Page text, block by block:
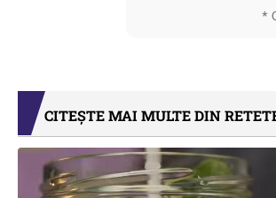
*
CITEȘTE MAI MULTE DIN